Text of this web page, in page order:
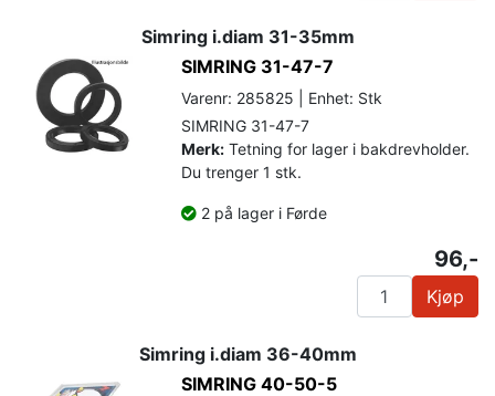
Simring i.diam 31-35mm
SIMRING 31-47-7
Varenr: 285825 | Enhet: Stk
SIMRING 31-47-7
Merk: Tetning for lager i bakdrevholder.
Du trenger 1 stk.
2 på lager i Førde
96,-
Kjøp
Simring i.diam 36-40mm
SIMRING 40-50-5